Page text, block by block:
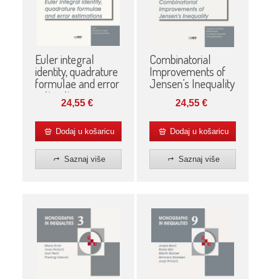
Euler integral
identity, quadrature
formulae and error
estimations
24,55€
Dodaj u košaricu
Saznaj više
Combinatorial
Improvements of
Jensen’s Inequality
24,55€
Dodaj u košaricu
Saznaj više